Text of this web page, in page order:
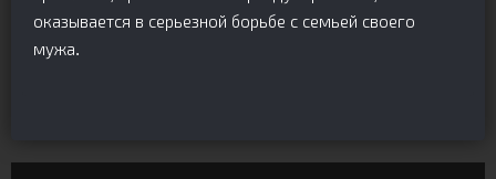
оказывается в серьезной борьбе с семьей своего
мужа.